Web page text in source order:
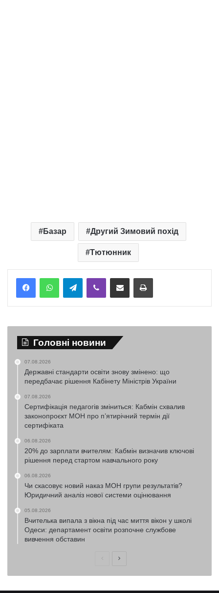
Базар Другий Зимовий похід
Тютюнник
TelegramViber Надіслати електронною поштоюНадрукувати
Головні новини
07.08.2026
Державні стандарти освіти знову змінено: що
передбачає рішення Кабінету Міністрів України
07.08.2026
Сертифікація педагогів зміниться: Кабмін схвалив
законопроєкт МОН про п’ятирічний термін дії
сертифіката
06.08.2026
20% до зарплати вчителям: Кабмін визначив ключові
рішення перед стартом навчального року
06.08.2026
Чи скасовує новий наказ МОН групи результатів?
Юридичний аналіз нової системи оцінювання
05.08.2026
Вчителька випала з вікна під час миття вікон у школі
Одеси: департамент освіти розпочне службове
вивчення обставин
ПопередняНаступна